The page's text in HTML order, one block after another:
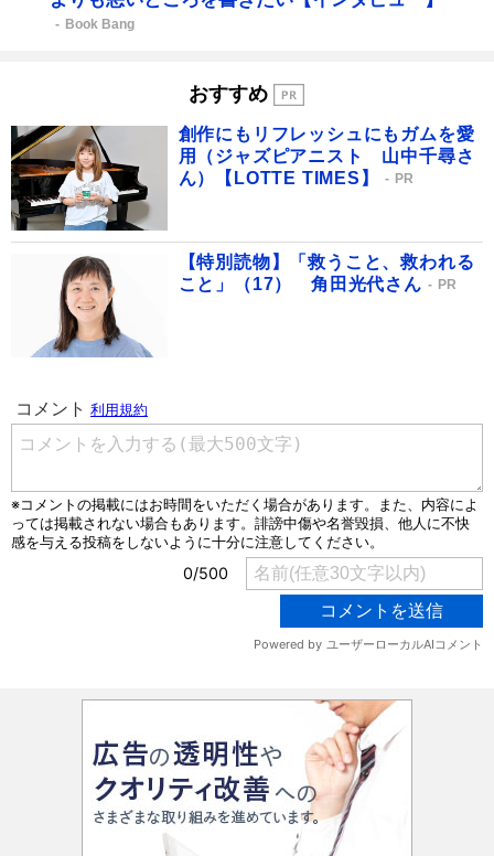
Book Bang
おすすめ
創作にもリフレッシュにもガムを愛
用（ジャズピアニスト 山中千尋さ
ん）【LOTTE TIMES】
PR
【特別読物】「救うこと、救われる
こと」（17） 角田光代さん
PR